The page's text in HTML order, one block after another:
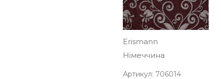
Erismann
Німеччина
Артикул: 706014